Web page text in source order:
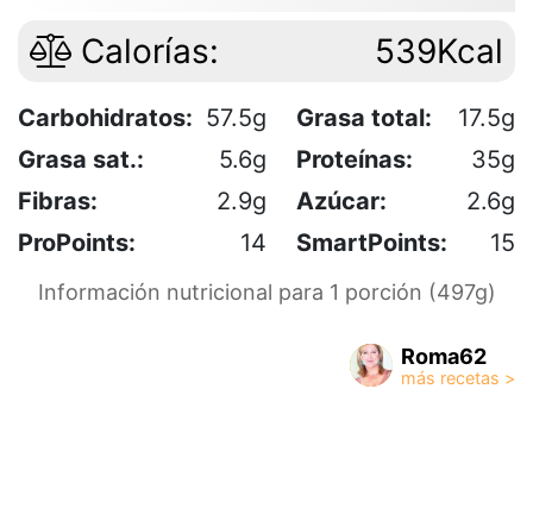
Calorías: 539Kcal
Carbohidratos: 57.5g Grasa total:
17.5g
Grasa sat.:
5.6g Proteínas:
35g
Fibras:
2.9g Azúcar:
2.6g
ProPoints:
14 SmartPoints: 15
Información nutricional para 1 porción (497g)
Roma62